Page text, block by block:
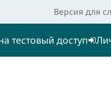
Версия для
тестовый доступ